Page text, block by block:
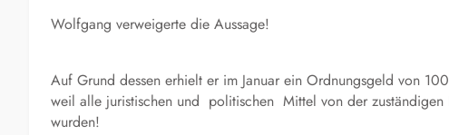
Wolfgang verweigerte die Aussage!
Auf Grund dessen erhielt er im Januar ein Ordnungsgeld von
weil alle juristischen und politischen Mittel von der
wurden!